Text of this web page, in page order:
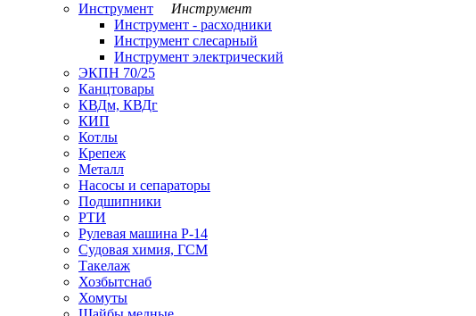
Инструмент
Инструмент
Инструмент - расходники
Инструмент слесарный
Инструмент электрический
ЭКПН 70/25
Канцтовары
КВДм, КВДг
КИП
Котлы
Крепеж
Металл
Насосы и сепараторы
Подшипники
РТИ
Рулевая машина Р-14
Судовая химия, ГСМ
Такелаж
Хозбытснаб
Хомуты